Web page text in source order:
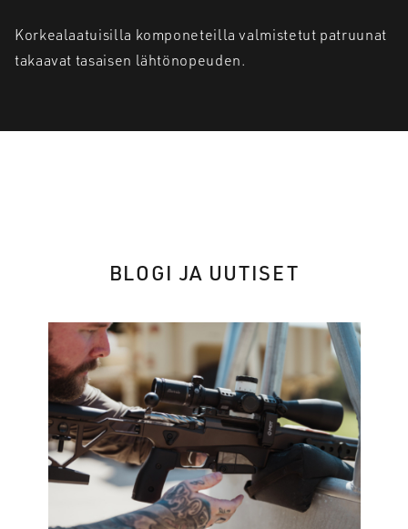
Korkealaatuisilla komponeteilla valmistetut patruunat
takaavat tasaisen lähtönopeuden.
BLOGI JA UUTISET